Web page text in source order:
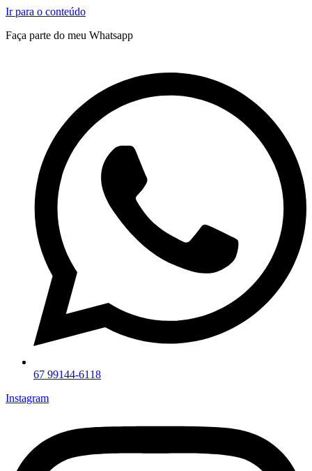
Ir para o conteúdo
Faça parte do meu Whatsapp
67 99144-6118
Instagram